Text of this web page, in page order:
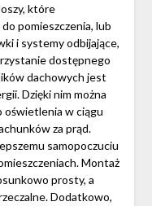
które
pomieszczenia, lub
i systemy odbijające,
dostępnego
dachowych jest
Dzięki nim można
oświetlenia w ciągu
za prąd.
samopoczuciu
Montaż
prosty, a
Dodatkowo,